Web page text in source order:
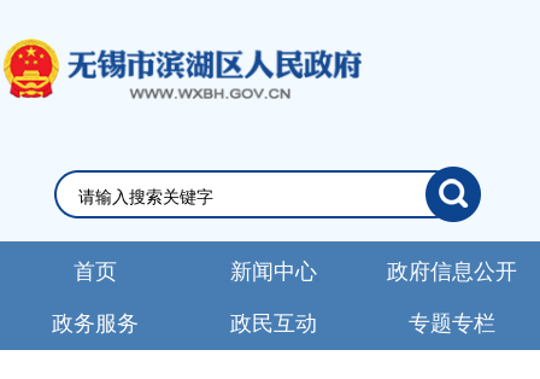
首页 新闻中心 政府信息公开
政务服务 政民互动 专题专栏